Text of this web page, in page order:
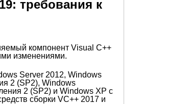
требования к
компонент Visual C++
изменениями.
Server 2012, Windows
2 (SP2), Windows
2 (SP2) и Windows XP с
сборки VC++ 2017 и